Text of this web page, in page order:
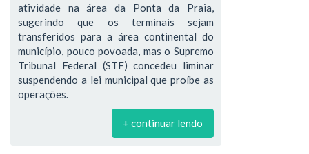
atividade na área da Ponta da Praia,
sugerindo que os terminais sejam
transferidos para a área continental do
município, pouco povoada, mas o Supremo
Tribunal Federal (STF) concedeu liminar
suspendendo a lei municipal que proíbe as
operações.
+ continuar lendo